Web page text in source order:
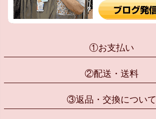
①お支払い
②配送・送料
③返品・交換について